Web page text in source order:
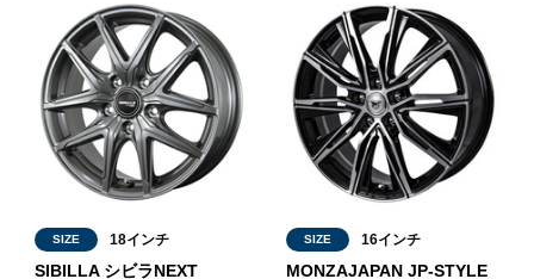
SIZE 18インチ
SIBILLA シビラNEXT
SIZE 16インチ
MONZAJAPAN JP-STYLE